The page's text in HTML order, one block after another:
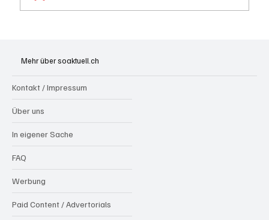
Mehr über soaktuell.ch
Kontakt / Impressum
Über uns
In eigener Sache
FAQ
Werbung
Paid Content / Advertorials